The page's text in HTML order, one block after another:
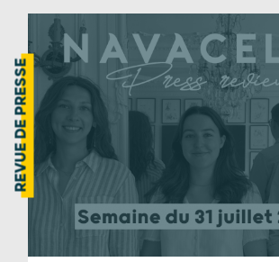
REVUE DE PRESSE